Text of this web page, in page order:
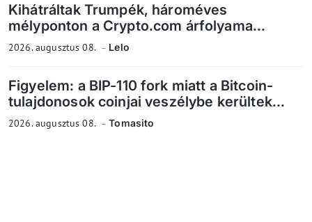
Kihátráltak Trumpék, hároméves
mélyponton a Crypto.com árfolyama...
2026. augusztus 08. Lelo
Figyelem: a BIP-110 fork miatt a Bitcoin-
tulajdonosok coinjai veszélybe kerültek...
2026. augusztus 08. Tomasito